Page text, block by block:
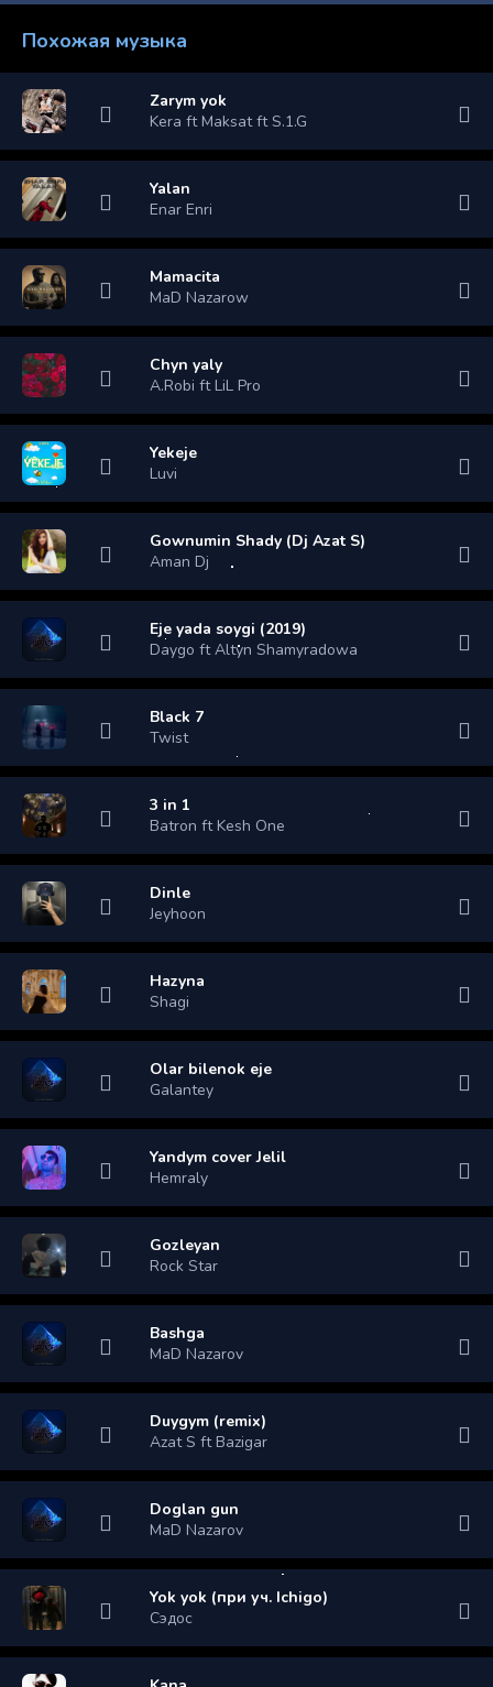
Похожая музыка
Zarym yok
Kera ft Maksat ft S.1.G
Yalan
Enar Enri
Mamacita
MaD Nazarow
Chyn yaly
A.Robi ft LiL Pro
Yekeje
Luvi
Gownumin Shady (Dj Azat S)
Aman Dj
Eje yada soygi (2019)
Daygo ft Altyn Shamyradowa
Black 7
Twist
3 in 1
Batron ft Kesh One
Dinle
Jeyhoon
Hazyna
Shagi
Olar bilenok eje
Galantey
Yandym cover Jelil
Hemraly
Gozleyan
Rock Star
Bashga
MaD Nazarov
Duygym (remix)
Azat S ft Bazigar
Doglan gun
MaD Nazarov
Yok yok (при уч. Ichigo)
Сэдос